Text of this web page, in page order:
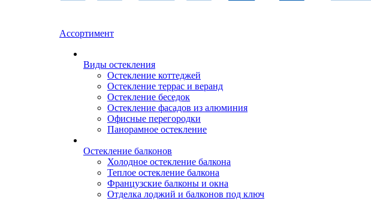
Ассортимент
Виды остекления
Остекление коттеджей
Остекление террас и веранд
Остекление беседок
Остекление фасадов из алюминия
Офисные перегородки
Панорамное остекление
Остекление балконов
Холодное остекление балкона
Теплое остекление балкона
Французские балконы и окна
Отделка лоджий и балконов под ключ